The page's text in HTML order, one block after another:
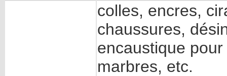
colles, encres,
chaussures,
encaustique
marbres, etc.